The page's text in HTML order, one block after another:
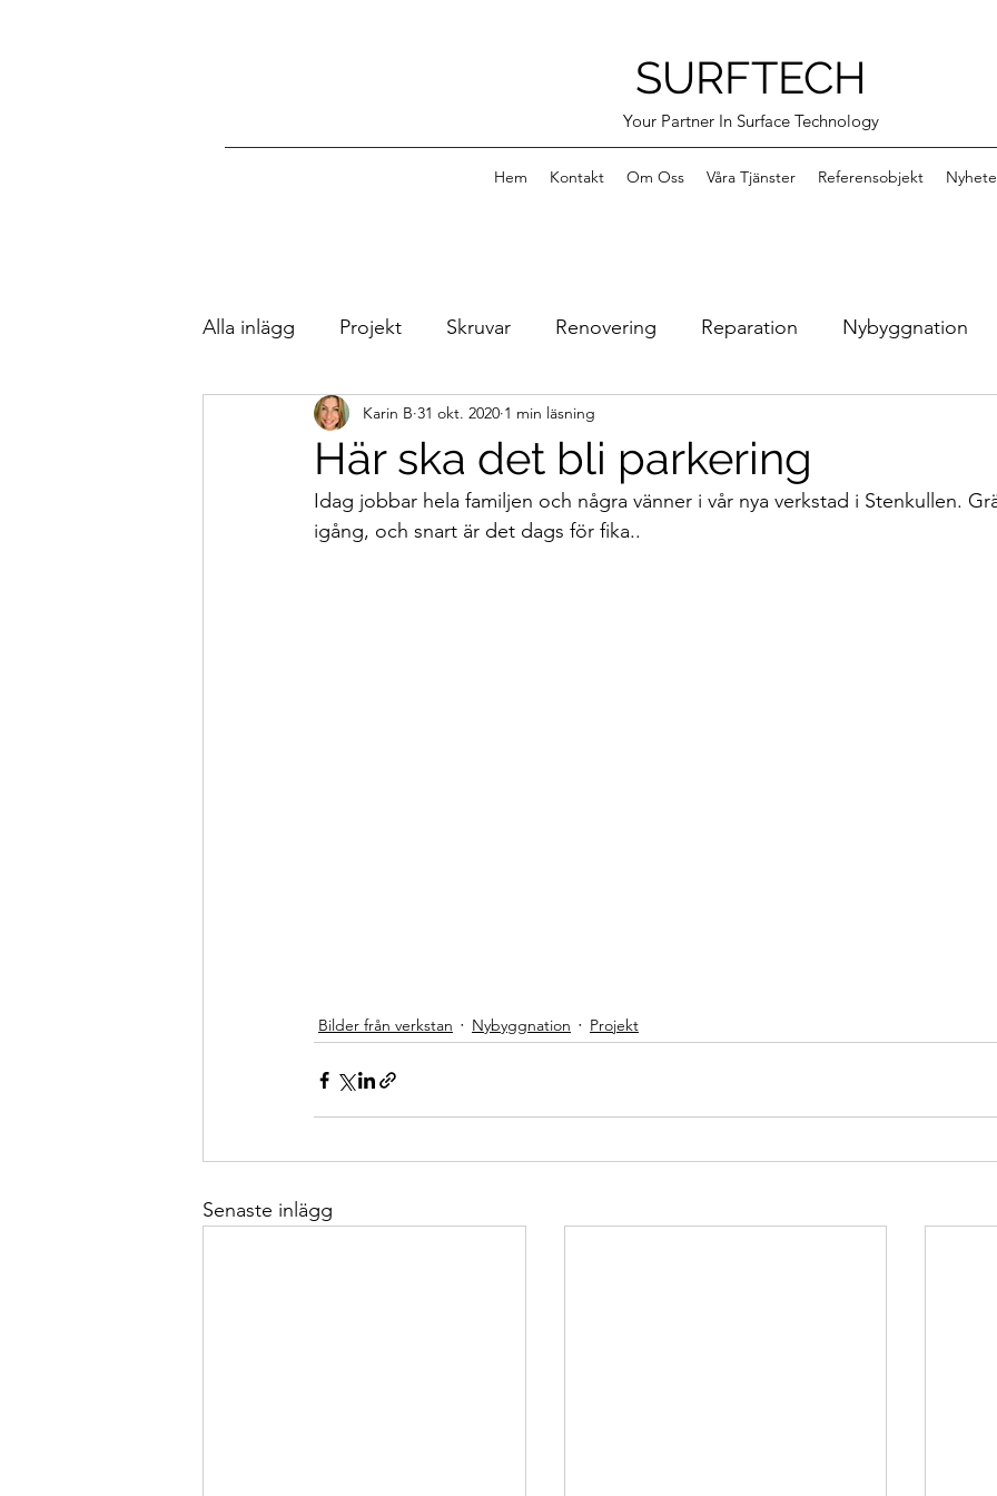
SURFTECH
Your Partner In Surface Technology
Hem Kontakt Om Oss Våra Tjänster Referensobjekt
Alla inlägg Projekt Skruvar Renovering Reparation Nybyggnation
Trevliga Möten OxiFree Bilder från verkstan
Bara för skojs skull Samarbeten
Här ska det bli parkering
Karin B 31 okt. 2020 1 min läsning
Idag jobbar hela familjen och några vänner i vår nya verkstad i Stenkullen.
igång, och snart är det dags för fika..
Bilder från verkstan Nybyggnation Projekt
Senaste inlägg